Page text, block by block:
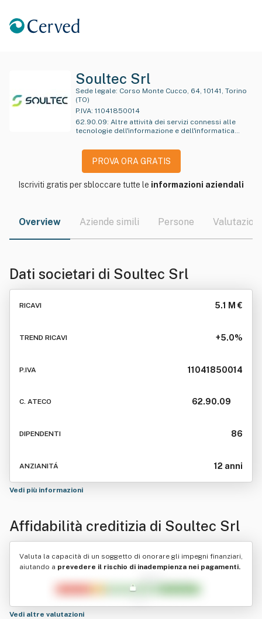
Soultec Srl
Sede legale:
(TO)
P.IVA: 11041850014
62.90.09: Altre attività dei servizi connessi alle
tecnologie dell'informazione e dell'informatica
PROVA ORA GRATIS
Iscriviti gratis per sbloccare tutte le informazioni aziendali
Overview Aziende simili Persone Valutazioni
Dati societari di Soultec Srl
RICAVI 5.1 M €
TREND RICAVI +5.0%
P.IVA 11041850014
C. ATECO 62.90.09
DIPENDENTI 86
ANZIANITÁ 12 anni
Vedi più informazioni
Affidabilità creditizia di Soultec Srl
Valuta la capacità di un soggetto di onorare gli impegni finanziari,
aiutando a prevedere il rischio di inadempienza nei pagamenti.
Vedi altre valutazioni